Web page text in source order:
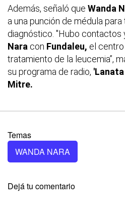
Además, señaló que Wanda
a una punción de médula
diagnóstico. "Hubo contactos
Nara con Fundaleu, el centro
tratamiento de la leucemia”,
su programa de radio,
Mitre.
Temas
WANDA NARA
Dejá tu comentario